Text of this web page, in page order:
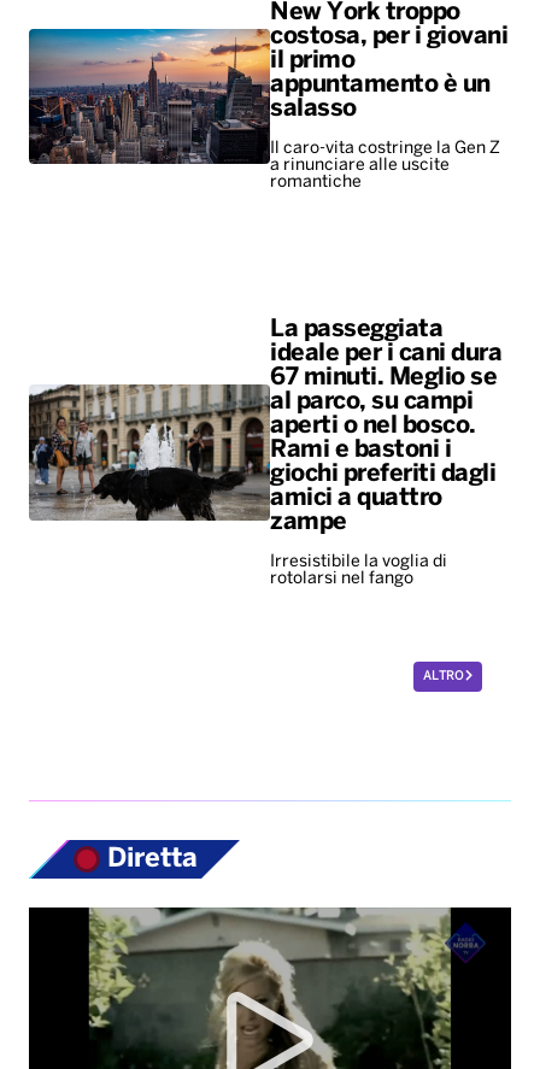
New York troppo
costosa, per i giovani
il primo
appuntamento è un
salasso
Il caro-vita costringe la Gen Z
a rinunciare alle uscite
romantiche
La passeggiata
ideale per i cani dura
67 minuti. Meglio se
al parco, su campi
aperti o nel bosco.
Rami e bastoni i
giochi preferiti dagli
amici a quattro
zampe
Irresistibile la voglia di
rotolarsi nel fango
ALTRO
Diretta